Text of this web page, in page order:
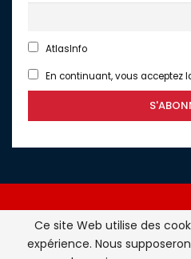
AtlasInfo
En continuant, vous acceptez
Atlasinfo.fr : l'essentiel de
Ce site Web utilise des
expérience. Nous